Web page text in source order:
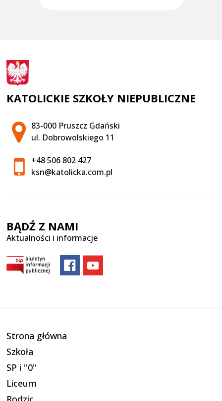
KATOLICKIE SZKOŁY NIEPUBLICZNE
Adres pocztowy:
83-000 Pruszcz Gdański
ul. Dobrowolskiego 11
+48 506 802 427
ksn@katolicka.com.pl
BĄDŹ Z NAMI
Aktualności i informacje
Strona główna
Szkoła
SP i ''0''
Liceum